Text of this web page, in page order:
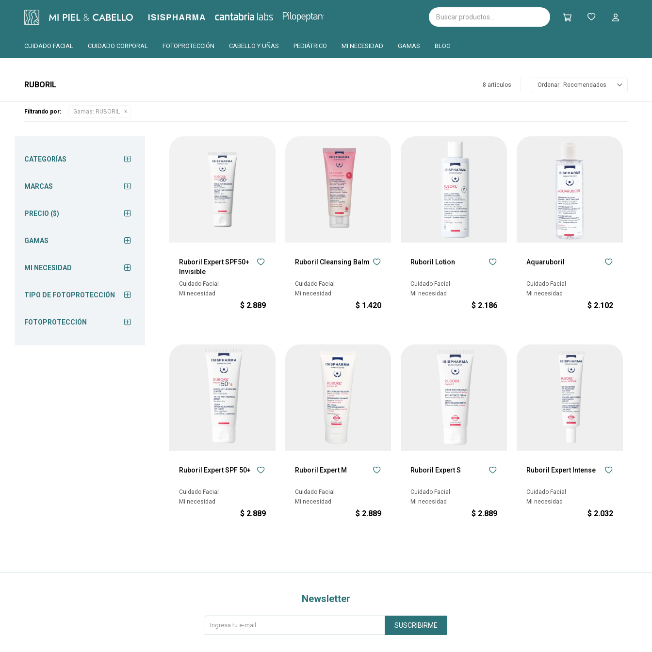
CUIDADO FACIAL CUIDADO CORPORAL FOTOPROTECCIÓN CABELLO Y UÑAS PEDIÁTRICO MI NECESIDAD GAMAS BLOG
Isispharma Cantabria Pilopeptan
RUBORIL 8 artículos Recomendados
Filtrando por: Gamas: RUBORIL
Ruboril Expert SPF50+
Invisible
Cuidado Facial
Mi necesidad
$ 2.889
Ruboril Cleansing Balm
Cuidado Facial
Mi necesidad
$ 1.420
Ruboril Lotion
Cuidado Facial
Mi necesidad
$ 2.186
Aquaruboril
Cuidado Facial
Mi necesidad
$ 2.102
Ruboril Expert SPF 50+
Cuidado Facial
Mi necesidad
$ 2.889
Ruboril Expert M
Cuidado Facial
Mi necesidad
$ 2.889
Ruboril Expert S
Cuidado Facial
Mi necesidad
$ 2.889
Ruboril Expert Intense
Cuidado Facial
Mi necesidad
$ 2.032
CATEGORÍAS
MARCAS
PRECIO ($)
GAMAS
MI NECESIDAD
TIPO DE FOTOPROTECCIÓN
FOTOPROTECCIÓN
Newsletter
SUSCRIBIRME